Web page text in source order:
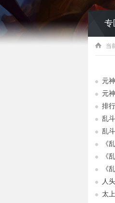
专
当
元
元
排
乱
乱
《
《
《
人
太